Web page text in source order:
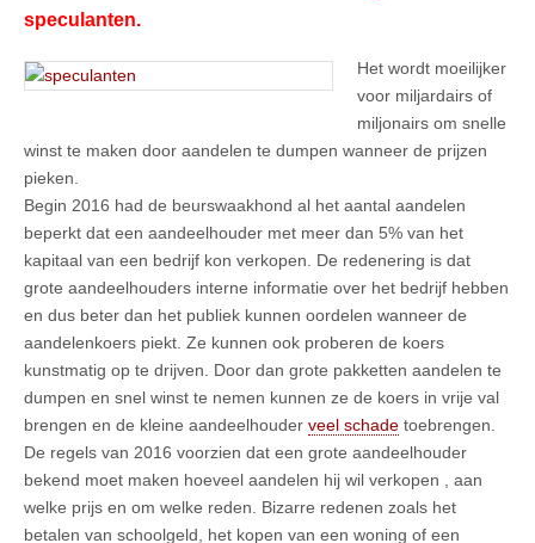
speculanten.
Het wordt moeilijker
voor miljardairs of
miljonairs om snelle
winst te maken door aandelen te dumpen wanneer de prijzen
pieken.
Begin 2016 had de beurswaakhond al het aantal aandelen
beperkt dat een aandeelhouder met meer dan 5% van het
kapitaal van een bedrijf kon verkopen. De redenering is dat
grote aandeelhouders interne informatie over het bedrijf hebben
en dus beter dan het publiek kunnen oordelen wanneer de
aandelenkoers piekt. Ze kunnen ook proberen de koers
kunstmatig op te drijven. Door dan grote pakketten aandelen te
dumpen en snel winst te nemen kunnen ze de koers in vrije val
brengen en de kleine aandeelhouder veel schade toebrengen.
De regels van 2016 voorzien dat een grote aandeelhouder
bekend moet maken hoeveel aandelen hij wil verkopen , aan
welke prijs en om welke reden. Bizarre redenen zoals het
betalen van schoolgeld, het kopen van een woning of een